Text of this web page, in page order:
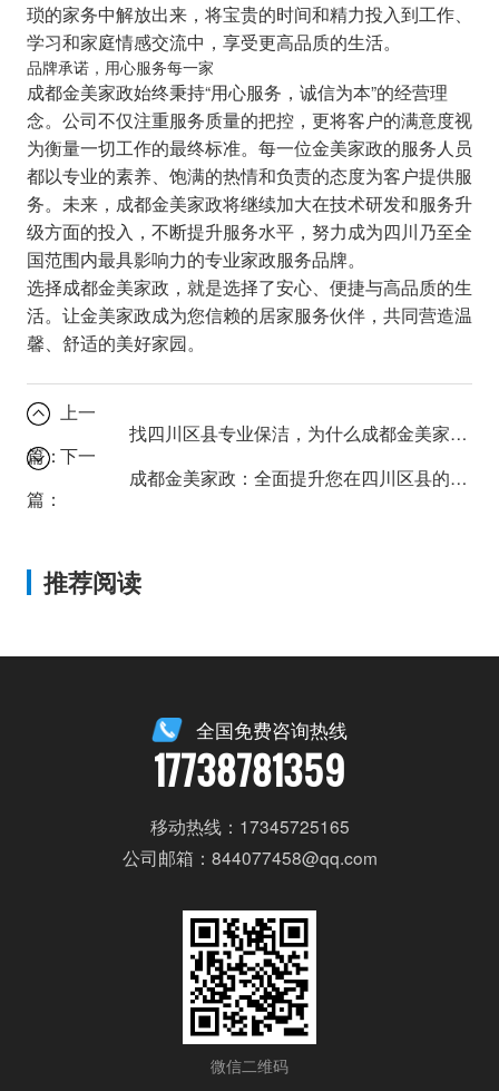
琐的家务中解放出来，将宝贵的时间和精力投入到工作、
学习和家庭情感交流中，享受更高品质的生活。
品牌承诺，用心服务每一家
成都金美家政始终秉持“用心服务，诚信为本”的经营理
念。公司不仅注重服务质量的把控，更将客户的满意度视
为衡量一切工作的最终标准。每一位金美家政的服务人员
都以专业的素养、饱满的热情和负责的态度为客户提供服
务。未来，成都金美家政将继续加大在技术研发和服务升
级方面的投入，不断提升服务水平，努力成为四川乃至全
国范围内最具影响力的专业家政服务品牌。
选择成都金美家政，就是选择了安心、便捷与高品质的生
活。让金美家政成为您信赖的居家服务伙伴，共同营造温
馨、舒适的美好家园。
上一
篇：
找四川区县专业保洁，为什么成都金美家政总是脱颖而出？
下一
篇：
成都金美家政：全面提升您在四川区县的居住品质
推荐阅读
全国免费咨询热线
17738781359
移动热线：17345725165
公司邮箱：844077458@qq.com
微信二维码